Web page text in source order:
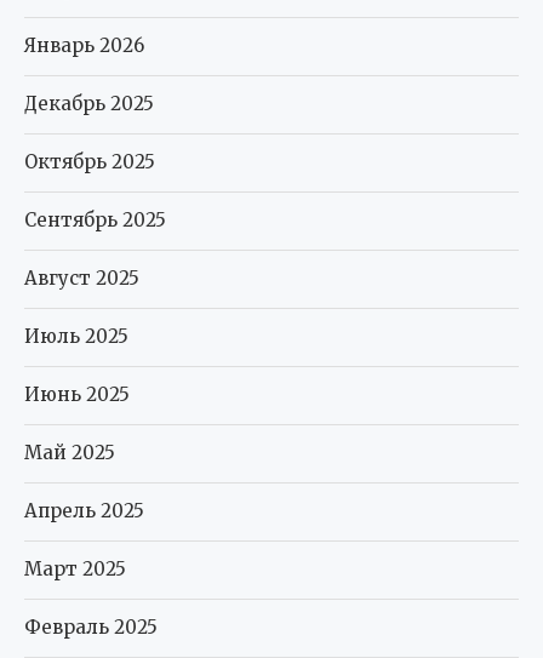
Январь 2026
Декабрь 2025
Октябрь 2025
Сентябрь 2025
Август 2025
Июль 2025
Июнь 2025
Май 2025
Апрель 2025
Март 2025
Февраль 2025